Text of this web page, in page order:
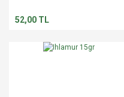
52,00 TL